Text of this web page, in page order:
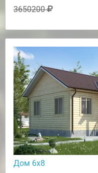
3650200
Дом 6х8